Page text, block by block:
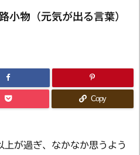

物（元気が出る言葉）
Copy
が過ぎ、なかなか思うよう